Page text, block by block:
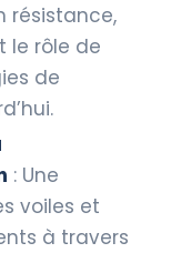
résistance,
le rôle de
de
: Une
voiles et
à travers